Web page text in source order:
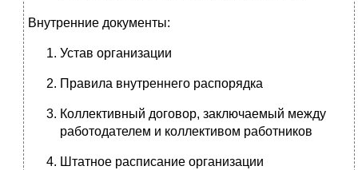
Внутренние документы:
Устав организации
Правила внутреннего распорядка
Коллективный договор, заключаемый между
работодателем и коллективом работников
Штатное расписание организации